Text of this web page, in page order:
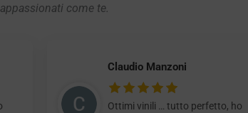
come te.
Claudio Manzoni
Ottimi vinili … tutto perfetto, ho